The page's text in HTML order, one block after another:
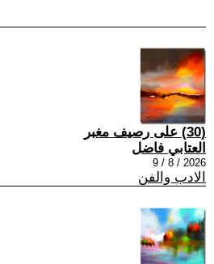
(30) على رصيف مغبر
العتابي فاضل
2026 / 8 / 9
الادب والفن